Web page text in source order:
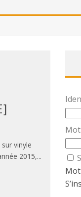
vinyle
2015,...